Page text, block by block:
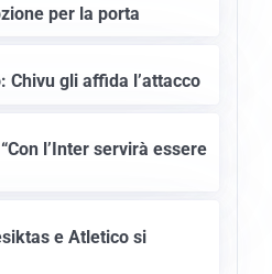
per la porta
Chivu gli affida l’attacco
l’Inter servirà essere
e Atletico si